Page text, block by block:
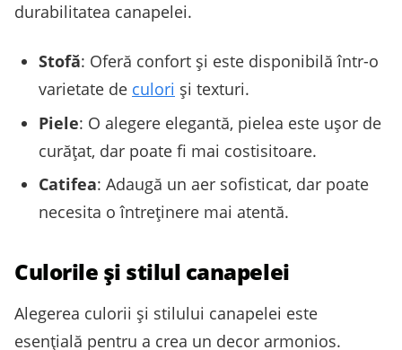
durabilitatea canapelei.
Stofă: Oferă confort și este disponibilă într-o
varietate de culori și texturi.
Piele: O alegere elegantă, pielea este ușor de
curățat, dar poate fi mai costisitoare.
Catifea: Adaugă un aer sofisticat, dar poate
necesita o întreținere mai atentă.
Culorile și stilul canapelei
Alegerea culorii și stilului canapelei este
esențială pentru a crea un decor armonios.